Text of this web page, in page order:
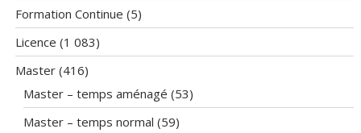
Formation Continue (5)
Licence (1 083)
Master (416)
Master – temps aménagé (53)
Master – temps normal (59)